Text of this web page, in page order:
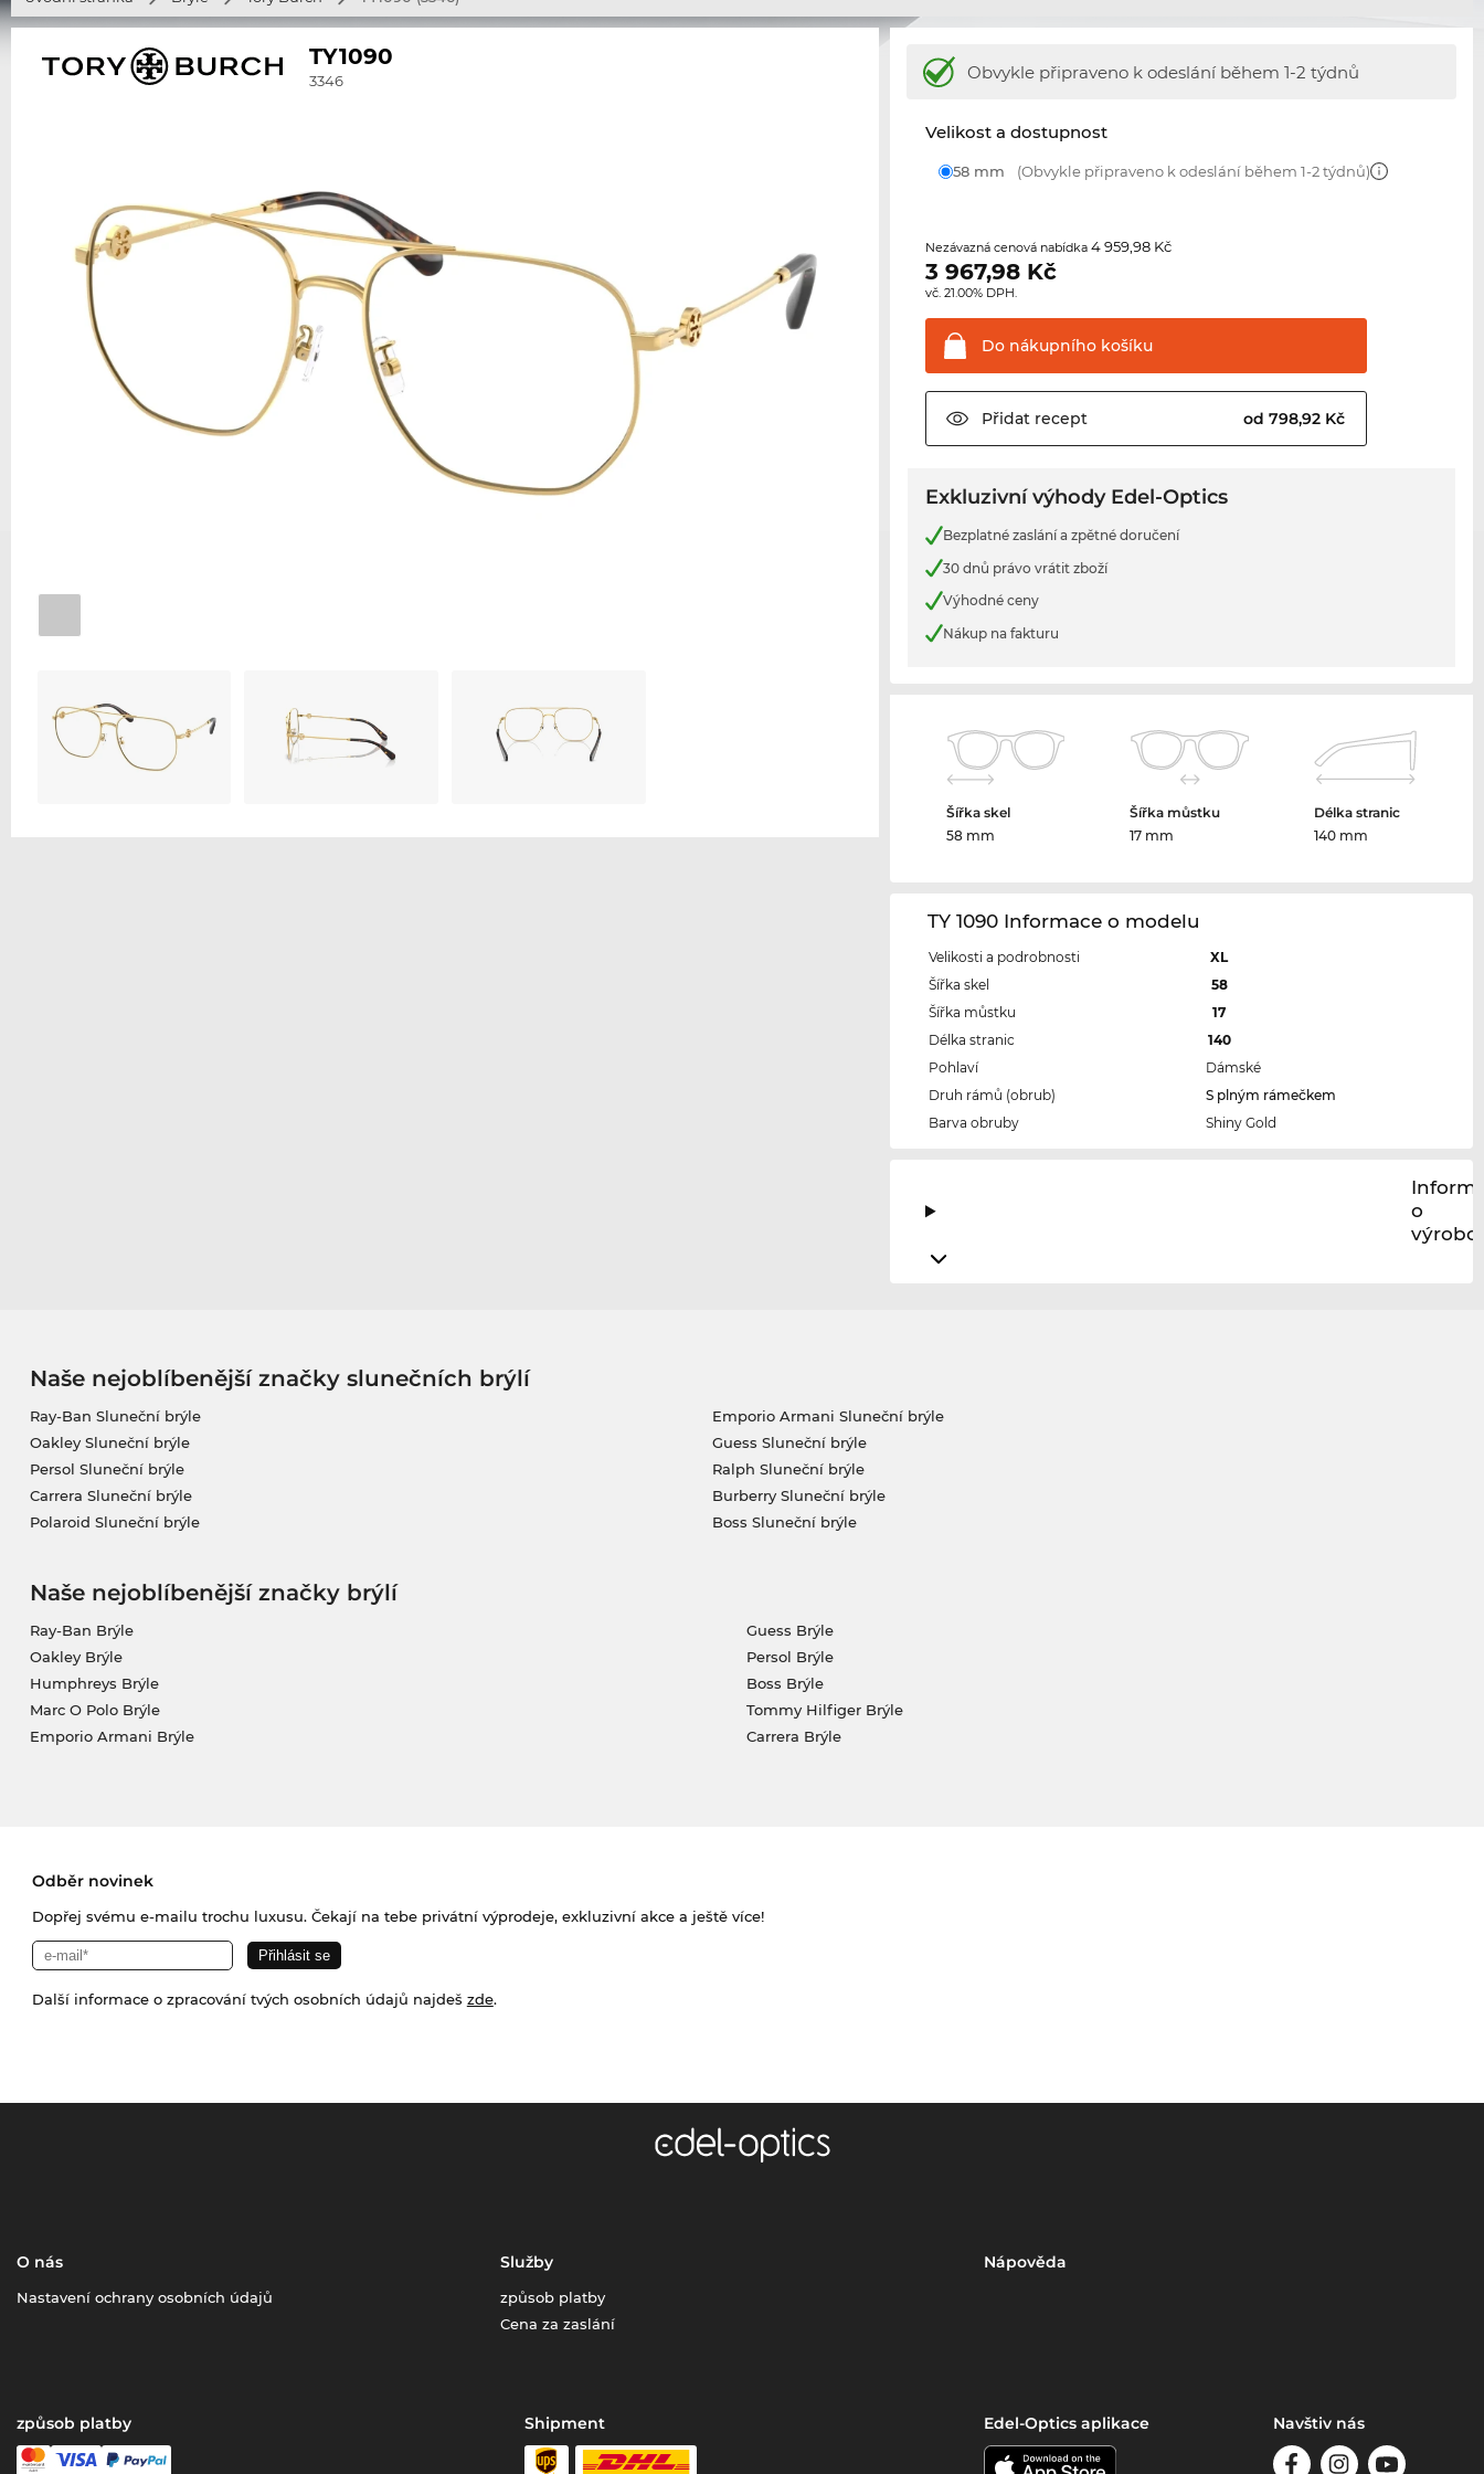
TY1090
3346 Obvykle připraveno k odeslání během 1-2 týdnů
Velikost a dostupnost
58 mm (Obvykle připraveno k odeslání během 1-2 týdnů)
Nezávazná cenová nabídka4 959,98 Kč
3 967,98 Kč
vč. 21.00% DPH.
Do nákupního košíku
Přidat recept od 798,92 Kč
Exkluzivní výhody Edel-Optics
Bezplatné zaslání a zpětné doručení
30 dnů právo vrátit zboží
Výhodné ceny
Nákup na fakturu
Šířka skel
58 mm
Šířka můstku
17 mm
Délka stranic
140 mm
TY 1090 Informace o modelu
Velikosti a podrobnosti
XL
Šířka skel
58
Šířka můstku
17
Délka stranic
140
Pohlaví
Dámské
Druh rámů (obrub)
S plným rámečkem
Barva obruby
Shiny Gold
o
výrobci
Naše nejoblíbenější značky slunečních brýlí
Ray-Ban Sluneční brýle
Oakley Sluneční brýle
Persol Sluneční brýle
Carrera Sluneční brýle
Polaroid Sluneční brýle
Emporio Armani Sluneční brýle
Guess Sluneční brýle
Ralph Sluneční brýle
Burberry Sluneční brýle
Boss Sluneční brýle
Naše nejoblíbenější značky brýlí
Ray-Ban Brýle
Oakley Brýle
Humphreys Brýle
Marc O Polo Brýle
Emporio Armani Brýle
Guess Brýle
Persol Brýle
Boss Brýle
Tommy Hilfiger Brýle
Carrera Brýle
Odběr novinek
Dopřej svému e-mailu trochu luxusu. Čekají na tebe privátní výprodeje, exkluzivní akce a ještě více!
Další informace o zpracování tvých osobních údajů najdeš zde.
O nás
Nastavení ochrany osobních údajů
Služby
způsob platby
Cena za zaslání
Nápověda
způsob platby Shipment Edel-Optics aplikace Navštiv nás